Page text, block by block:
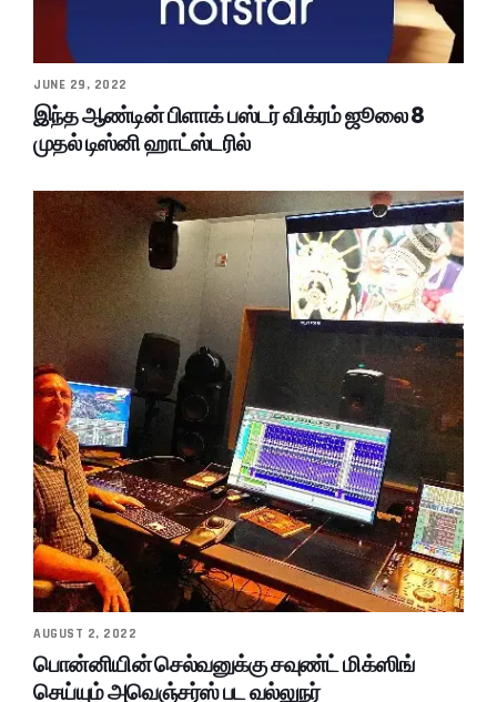
JUNE 29, 2022
இந்த ஆண்டின் பிளாக் பஸ்டர் விக்ரம் ஜூலை 8
முதல் டிஸ்னி ஹாட்ஸ்டரில்
AUGUST 2, 2022
பொன்னியின் செல்வனுக்கு சவுண்ட் மிக்ஸிங்
செய்யும் அவெஞ்சர்ஸ் பட வல்லுநர்